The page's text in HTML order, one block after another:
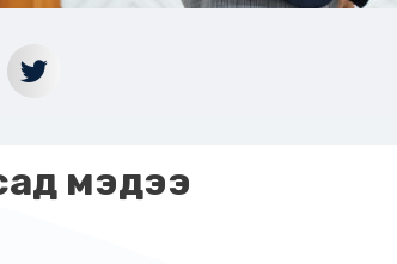
мэдээ